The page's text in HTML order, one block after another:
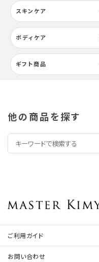
スキンケア
ボディケア
ギフト商品
他の商品を探す
ご利用ガイド
お問い合わせ